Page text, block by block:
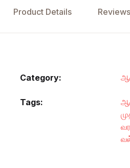
Product Details
Category:
Tags: